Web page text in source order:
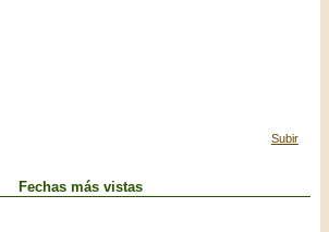
Subir
Fechas más vistas